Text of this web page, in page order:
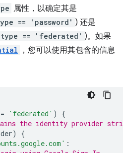
属性，以确定其是
== 'password' ) 还是
type == 'federated' )。如果
，您可以使用其包含的信息
'federated' )
{
the identity provider
)
{
: